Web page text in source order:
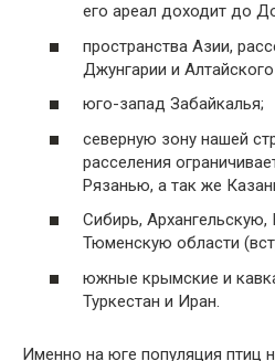
его ареал доходит до
пространства Азии,
Джунгарии и
юго-запад Забайкалья;
северную зону нашей
расселения
Рязанью, а так же
Сибирь,
Тюменскую области
южные крымские и
Туркестан и Иран.
Именно на юге популяция птиц